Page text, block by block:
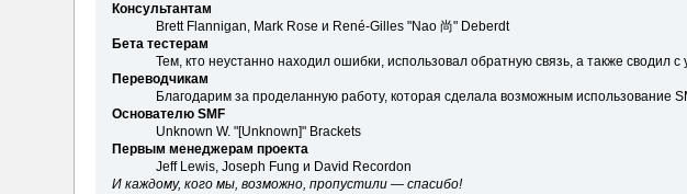
Консультантам
Brett Flannigan, Mark Rose и René-Gilles "Nao 尚" Deberdt
Бета тестерам
Тем, кто неустанно находил ошибки, использовал обратную связь, а также сводил с
Переводчикам
Благодарим за проделанную работу, которая сделала возможным использование
Основателю SMF
Unknown W. "[Unknown]" Brackets
Первым менеджерам проекта
Jeff Lewis, Joseph Fung и David Recordon
И каждому, кого мы, возможно, пропустили — спасибо!